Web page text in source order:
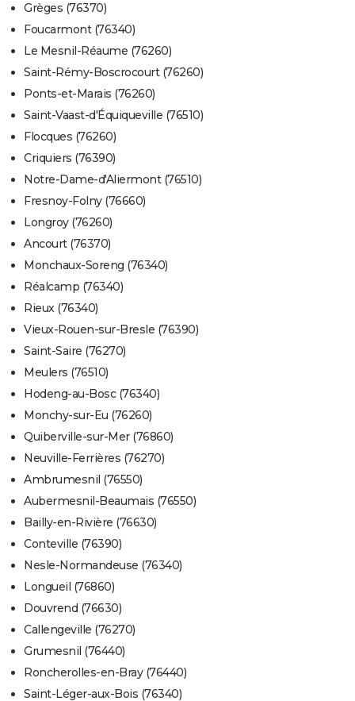
Grèges (76370)
Foucarmont (76340)
Le Mesnil-Réaume (76260)
Saint-Rémy-Boscrocourt (76260)
Ponts-et-Marais (76260)
Saint-Vaast-d'Équiqueville (76510)
Flocques (76260)
Criquiers (76390)
Notre-Dame-d'Aliermont (76510)
Fresnoy-Folny (76660)
Longroy (76260)
Ancourt (76370)
Monchaux-Soreng (76340)
Réalcamp (76340)
Rieux (76340)
Vieux-Rouen-sur-Bresle (76390)
Saint-Saire (76270)
Meulers (76510)
Hodeng-au-Bosc (76340)
Monchy-sur-Eu (76260)
Quiberville-sur-Mer (76860)
Neuville-Ferrières (76270)
Ambrumesnil (76550)
Aubermesnil-Beaumais (76550)
Bailly-en-Rivière (76630)
Conteville (76390)
Nesle-Normandeuse (76340)
Longueil (76860)
Douvrend (76630)
Callengeville (76270)
Grumesnil (76440)
Roncherolles-en-Bray (76440)
Saint-Léger-aux-Bois (76340)